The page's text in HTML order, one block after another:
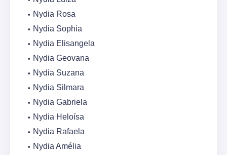
Nydia Rosa
Nydia Sophia
Nydia Elisangela
Nydia Geovana
Nydia Suzana
Nydia Silmara
Nydia Gabriela
Nydia Heloísa
Nydia Rafaela
Nydia Amélia